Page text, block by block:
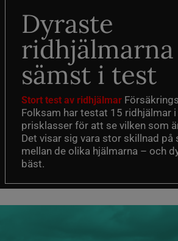
Dyraste
sämst i test
Stort test av ridhjälmar
Folksam har testat 15 ridhjälmar
prisklasser för att se vilken som
Det visar sig vara stor skillnad på
mellan de olika hjälmarna – och
bäst.